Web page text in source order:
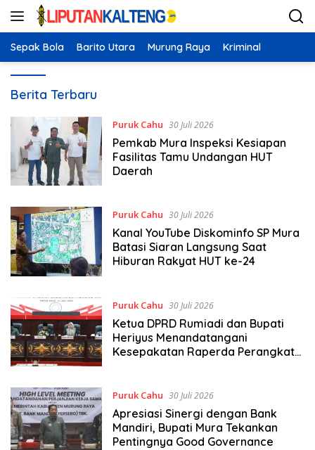
Langsung
Sepak Bola Barito Utara Murung Raya Kriminal
Liputankalteng.com
Berita Terbaru
Puruk Cahu 30 Juli 2026
Pemkab Mura Inspeksi Kesiapan
Fasilitas Tamu Undangan HUT
Daerah
Puruk Cahu 30 Juli 2026
Kanal YouTube Diskominfo SP Mura
Batasi Siaran Langsung Saat
Hiburan Rakyat HUT ke-24
Puruk Cahu 30 Juli 2026
Ketua DPRD Rumiadi dan Bupati
Heriyus Menandatangani
Kesepakatan Raperda Perangkat
Puruk Cahu 30 Juli 2026
Apresiasi Sinergi dengan Bank
Mandiri, Bupati Mura Tekankan
Pentingnya Good Governance